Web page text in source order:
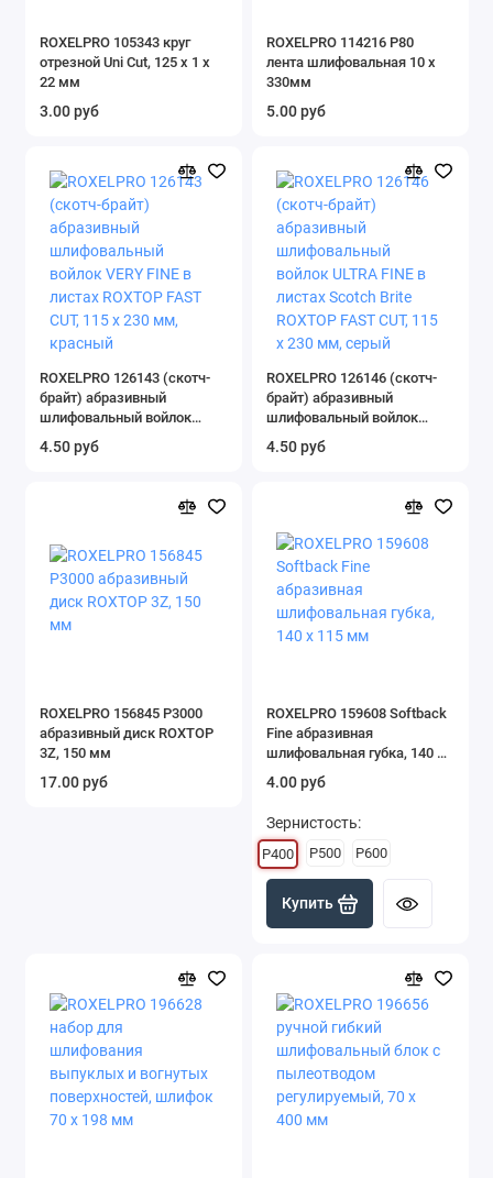
ROXELPRO 105343 круг
отрезной Uni Cut, 125 х 1 х
22 мм
3.00 руб
ROXELPRO 114216 Р80
лента шлифовальная 10 х
330мм
5.00 руб
ROXELPRO 126143 (скотч-
брайт) абразивный
шлифовальный войлок
VERY FINE в листах ROXTOP
FAST CUT, 115 х 230 мм,
4.50 руб
ROXELPRO 126146 (скотч-
брайт) абразивный
шлифовальный войлок
ULTRA FINE в листах Scotch
Brite ROXTOP FAST CUT, 115
4.50 руб
ROXELPRO 156845 P3000
абразивный диск ROXTOP
3Z, 150 мм
17.00 руб
ROXELPRO 159608 Softback
Fine абразивная
шлифовальная губка, 140 х
115 мм
4.00 руб
Зернистость:
P400 P500 P600
Купить